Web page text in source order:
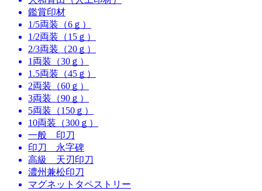
鑑賞印材
1/5両装（6ｇ）
1/2両装（15ｇ）
2/3両装（20ｇ）
1両装（30ｇ）
1.5両装（45ｇ）
2両装（60ｇ）
3両装（90ｇ）
5両装（150ｇ）
10両装（300ｇ）
一般 印刀
印刀 永字碑
高級 天刃印刀
濃州兼松印刀
マグネットタペストリー